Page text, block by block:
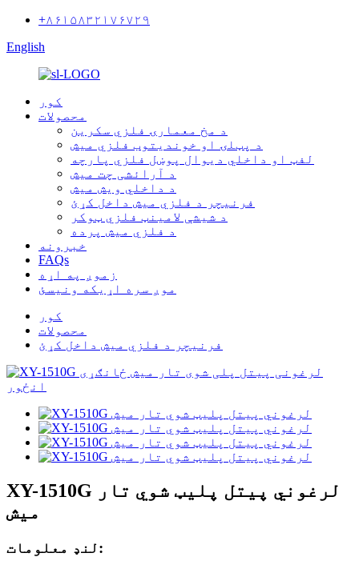
+۸۶۱۵۸۳۲۱۷۶۷۲۹
English
کور
محصولات
د مخ معمارۍ فلزي سکرین
د پټلۍ او خوندیتوب فلزي میش
لفټ او داخلي دیوال پوښل فلزي پارچه
د آرائشی چت میش
د داخلي ویش میش
فرنیچر د فلزي میش داخل کړئ
د شیشې لامینټ فلزي ټوکر
د فلزي میش پرده
خبرونه
FAQs
زموږ په اړه
موږ سره اړیکه ونیسئ
کور
محصولات
فرنیچر د فلزي میش داخل کړئ
XY-1510G لرغوني پیتل پلیټ شوي تار
میش
لنډ معلومات: